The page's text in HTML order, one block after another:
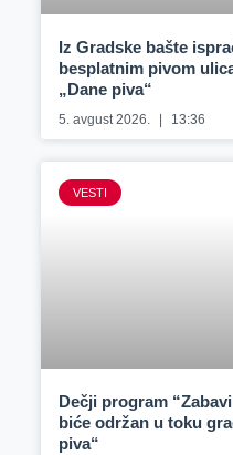
Iz Gradske bašte
besplatnim pivom
„Dane piva“
5. avgust 2026. 13:36
VESTI
Dečji program
biće održan u toku
piva“